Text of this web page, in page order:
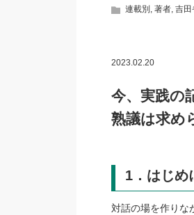
連載別 著者, 吉田
2023.02.20
今、実践の
熟議は求め
1．はじめ
対話の場を作りな